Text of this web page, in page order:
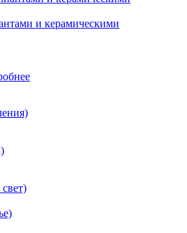
и керамическими